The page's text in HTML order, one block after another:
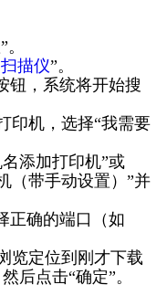
扫描仪”。
钮，系统将开始搜
印机，选择“我需要
添加打印机”或
（带手动设置）”并
正确的端口（如
览定位到刚才下载
后点击“确定”。